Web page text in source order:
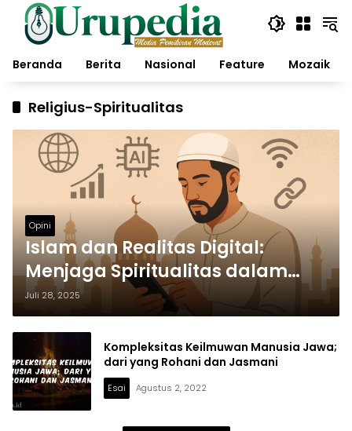
Langsung
konten
Beranda
Berita Nasional Feature Mozaik
Religius-Spiritualitas
Opini
Islam dan Realitas Digital:
Menjaga Spiritualitas dalam
Kepungan Kecerdasan Buatan
Juli 28, 2025
Kompleksitas Keilmuwan Manusia Jawa;
dari yang Rohani dan Jasmani
Esai Agustus 2, 2022